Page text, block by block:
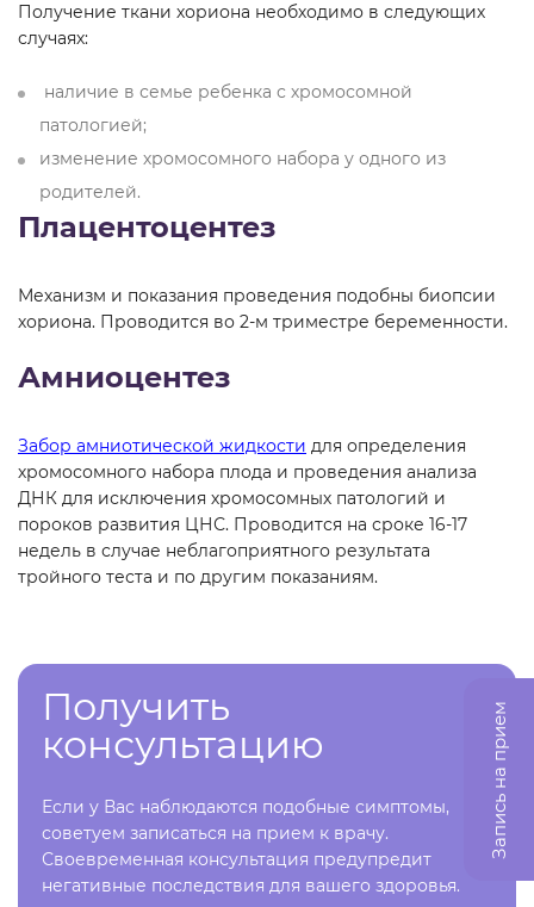
Получение ткани хориона необходимо в следующих
случаях:
наличие в семье ребенка с хромосомной
патологией;
изменение хромосомного набора у одного из
родителей.
Плацентоцентез
Механизм и показания проведения подобны биопсии
хориона. Проводится во 2-м триместре беременности.
Амниоцентез
Забор амниотической жидкости для определения
хромосомного набора плода и проведения анализа
ДНК для исключения хромосомных патологий и
пороков развития ЦНС. Проводится на сроке 16-17
недель в случае неблагоприятного результата
тройного теста и по другим показаниям.
Получить
консультацию
Если у Вас наблюдаются подобные симптомы,
советуем записаться на прием к врачу.
Своевременная консультация предупредит
негативные последствия для вашего здоровья.
Запись на прием